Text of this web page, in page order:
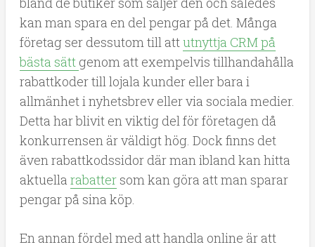
kan man spara en del pengar på det. Många
företag ser dessutom till att utnyttja CRM på
bästa sätt genom att exempelvis tillhandahålla
rabattkoder till lojala kunder eller bara i
allmänhet i nyhetsbrev eller via sociala medier.
Detta har blivit en viktig del för företagen då
konkurrensen är väldigt hög. Dock finns det
även rabattkodssidor där man ibland kan hitta
aktuella rabattersom kan göra att man sparar
pengar på sina köp.
En annan fördel med att handla online är att